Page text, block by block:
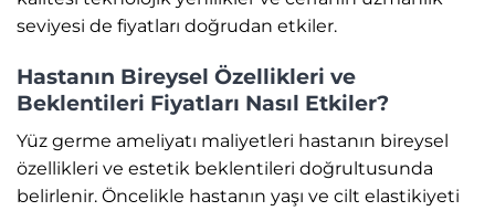
seviyesi de fiyatları doğrudan etkiler.
Hastanın Bireysel Özellikleri ve
Beklentileri Fiyatları Nasıl Etkiler?
Yüz germe ameliyatı maliyetleri hastanın bireysel
özellikleri ve estetik beklentileri doğrultusunda
belirlenir. Öncelikle hastanın yaşı ve cilt elastikiyeti